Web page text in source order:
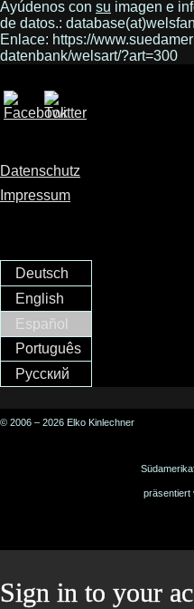
Ayúdenos con su imagen e
de datos.:
Enlace: https://
datenbank/welsart/?art=300
Datenschutz
Impressum
Deutsch
English
Español
Português
Русский
© 2006 – 2026 Elko Kinlechner
präsentiert
Sign in to your